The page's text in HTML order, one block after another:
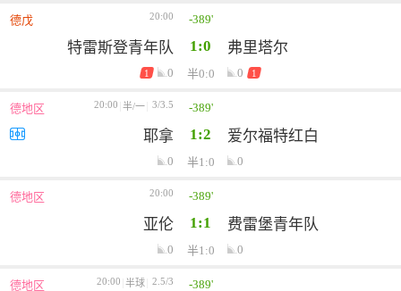
德戊 20:00 -389'
特雷斯登青年队 1:0 弗里塔尔
1 0 半0:0 0 1
德地区 20:00 半/一 3/3.5 -389'
耶拿 1:2 爱尔福特红白
0 半1:0 0
德地区 20:00 -389'
亚伦 1:1 费雷堡青年队
0 半1:0 0
德地区 20:00 半球 2.5/3 -389'